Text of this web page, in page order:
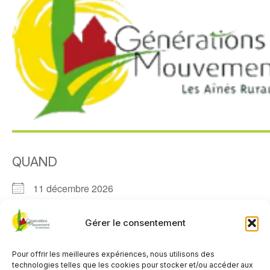
Gérer le consentement
Pour offrir les meilleures expériences, nous utilisons des
technologies telles que les cookies pour stocker et/ou accéder aux
QUAND
11 décembre 2026
Télécharger ICS Calendrier Google